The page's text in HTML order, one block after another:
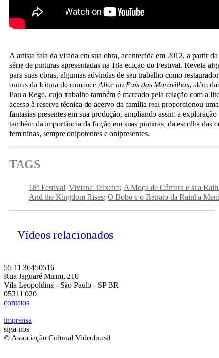
A artista fala da virada em sua obra, acontecida em 2012, a partir
série de pinturas apresentadas na 18a edição do Festival. Revela
para suas obras, algumas advindas de seu trabalho como
outras da leitura do romance Alice no País das Maravilhas, além
Paula Rego, cujo trabalho também é marcado pela relação com a
acesso à reserva técnica do acervo da família real proporcionou
fantasias presentes em sua produção, ampliando assim a
também da importância da ficção em suas pinturas, da escolha das
femininas, sempre onipotentes e onipresentes.
TAGS
18º Festival Viviane Teixeira A Moça de Câmara e sua
And the Kingdom Rises O Bobo e o Retrato da Rainha
Vídeos relacionados
55 11 36450516
Rua Jaguaré Mirim, 210
Vila Leopoldina - São Paulo - SP BR
05311 020
contatos
imprensa
siga-nos
© Associação Cultural Videobrasil